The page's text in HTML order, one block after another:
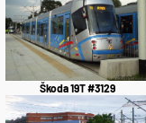
Škoda 19T #3129